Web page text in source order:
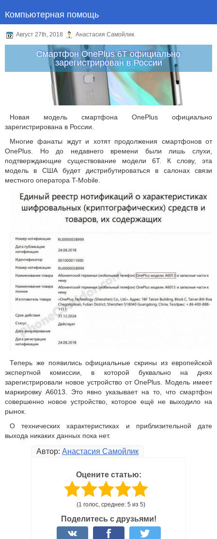
Компьютерная помощь
Август 27th, 2018 Анастасия Самойлик
Смартфон OnePlus 6T официально
зарегистрирован в России
Новая модель смартфона OnePlus официально
зарегистрирована в России.
Многие фанаты ждут и хотят продолжения смартфонов от
OnePlus. Но до недавнего времени были лишь слухи,
подтверждающие существование модели 6T. К слову, эта
модель в США будет дистрибутироваться в салонах связи
местного оператора T-Mobile.
Теперь же появились официальные скрины из европейской
экспертной комиссии, в которой буквально на днях
зарегистрировали новое устройство от OnePlus. Модель имеет
маркировку А6013. Это явно указывает на то, что смартфон
совершенно новое устройство, которое ещё не выходило на
рынок.
О технических характеристиках и приблизительной дате
выхода никаких данных пока нет.
Автор: Анастасия Самойлик
Оцените статью:
(1 голос, среднее: 5 из 5)
Поделитесь с друзьями!